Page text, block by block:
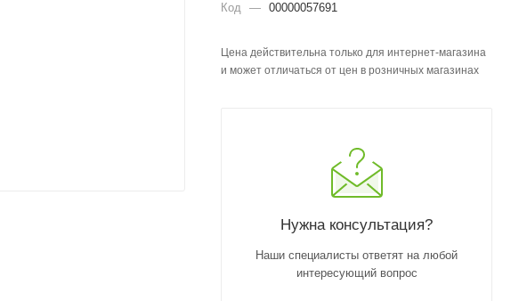
Код — 00000057691
Цена действительна только для интернет-магазина
и может отличаться от цен в розничных магазинах
Нужна консультация?
Наши специалисты ответят на любой
интересующий вопрос